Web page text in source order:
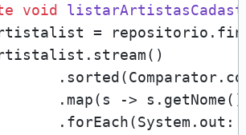
void
=
.map(s ->